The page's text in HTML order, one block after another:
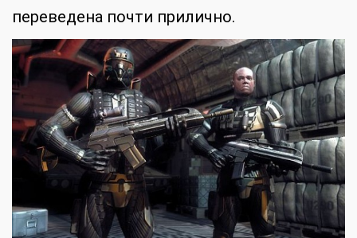
переведена почти прилично.